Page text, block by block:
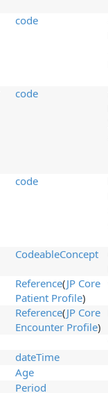
code
code
code
CodeableConcept
Reference(JP Core
Patient Profile)
Reference(JP Core
Encounter Profile)
dateTime
Age
Period